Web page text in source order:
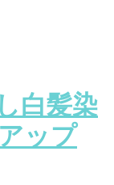
白髪染
ップ